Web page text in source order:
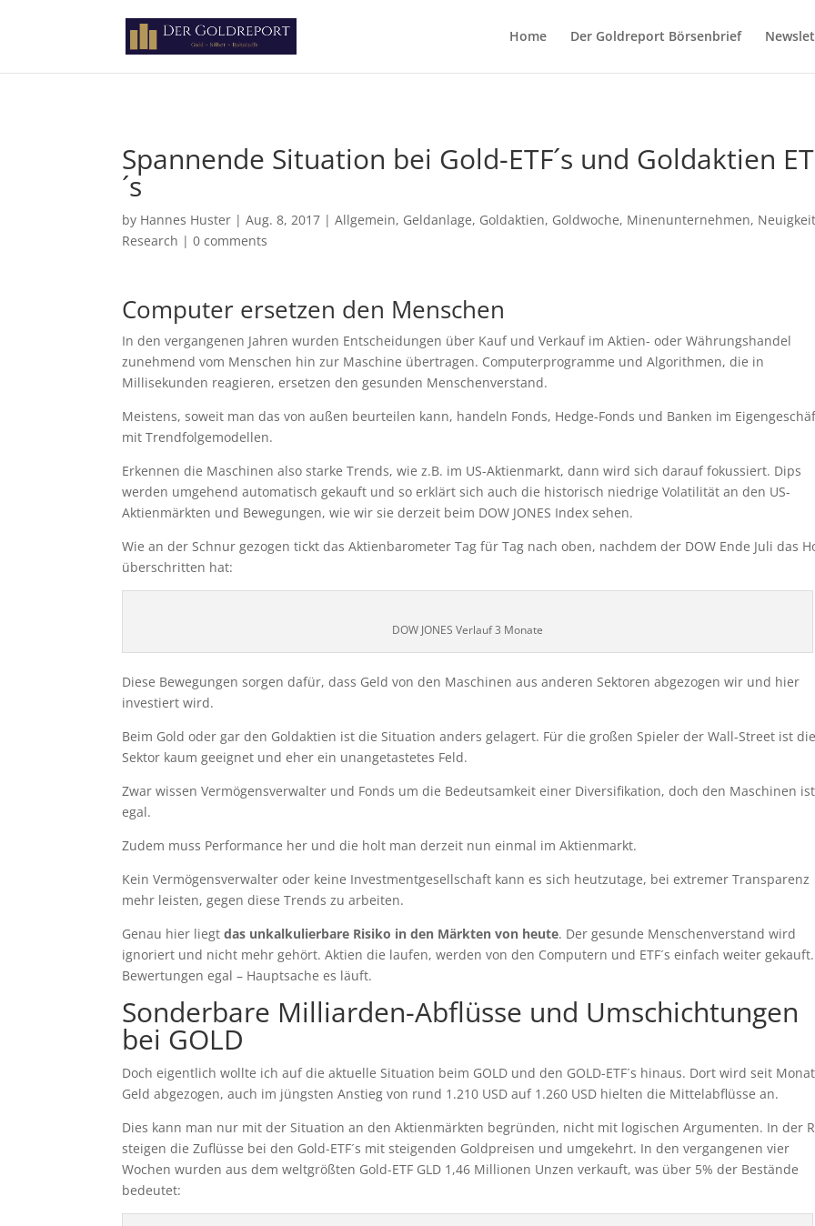
Home
Der Goldreport Börsenbrief
Spannende Situation bei Gold-ETF´s und Goldaktien
´s
by Hannes Huster |Aug. 8, 2017 |Allgemein, Geldanlage, Goldaktien, Goldwoche, Minenunternehmen,
Research |0 comments
Computer ersetzen den Menschen
In den vergangenen Jahren wurden Entscheidungen über Kauf und Verkauf im Aktien- oder Währungshandel
zunehmend vom Menschen hin zur Maschine übertragen. Computerprogramme und Algorithmen, die in
Millisekunden reagieren, ersetzen den gesunden Menschenverstand.
Meistens, soweit man das von außen beurteilen kann, handeln Fonds, Hedge-Fonds und Banken im
mit Trendfolgemodellen.
Erkennen die Maschinen also starke Trends, wie z.B. im US-Aktienmarkt, dann wird sich darauf fokussiert. Dips
werden umgehend automatisch gekauft und so erklärt sich auch die historisch niedrige Volatilität an den US-
Aktienmärkten und Bewegungen, wie wir sie derzeit beim DOW JONES Index sehen.
Wie an der Schnur gezogen tickt das Aktienbarometer Tag für Tag nach oben, nachdem der DOW Ende Juli das
überschritten hat:
DOW JONES Verlauf 3 Monate
Diese Bewegungen sorgen dafür, dass Geld von den Maschinen aus anderen Sektoren abgezogen wir und hier
investiert wird.
Beim Gold oder gar den Goldaktien ist die Situation anders gelagert. Für die großen Spieler der Wall-Street ist
Sektor kaum geeignet und eher ein unangetastetes Feld.
Zwar wissen Vermögensverwalter und Fonds um die Bedeutsamkeit einer Diversifikation, doch den Maschinen
egal.
Zudem muss Performance her und die holt man derzeit nun einmal im Aktienmarkt.
Kein Vermögensverwalter oder keine Investmentgesellschaft kann es sich heutzutage, bei extremer Transparenz
mehr leisten, gegen diese Trends zu arbeiten.
Genau hier liegtdas unkalkulierbare Risiko in den Märkten von heute. Der gesunde Menschenverstand wird
ignoriert und nicht mehr gehört. Aktien die laufen, werden von den Computern und ETF´s einfach weiter gekauft.
Bewertungen egal – Hauptsache es läuft.
Sonderbare Milliarden-Abflüsse und Umschichtungen
bei GOLD
Doch eigentlich wollte ich auf die aktuelle Situation beim GOLD und den GOLD-ETF´s hinaus. Dort wird seit
Geld abgezogen, auch im jüngsten Anstieg von rund 1.210 USD auf 1.260 USD hielten die Mittelabflüsse an.
Dies kann man nur mit der Situation an den Aktienmärkten begründen, nicht mit logischen Argumenten. In der
steigen die Zuflüsse bei den Gold-ETF´s mit steigenden Goldpreisen und umgekehrt. In den vergangenen vier
Wochen wurden aus dem weltgrößten Gold-ETF GLD 1,46 Millionen Unzen verkauft, was über 5% der Bestände
bedeutet: